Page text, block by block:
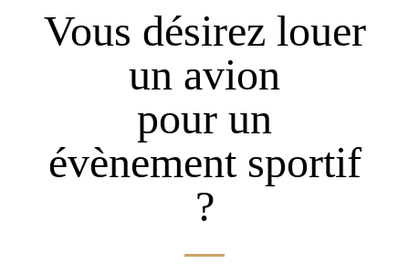
Vous désirez louer
un avion
pour un
évènement sportif
?